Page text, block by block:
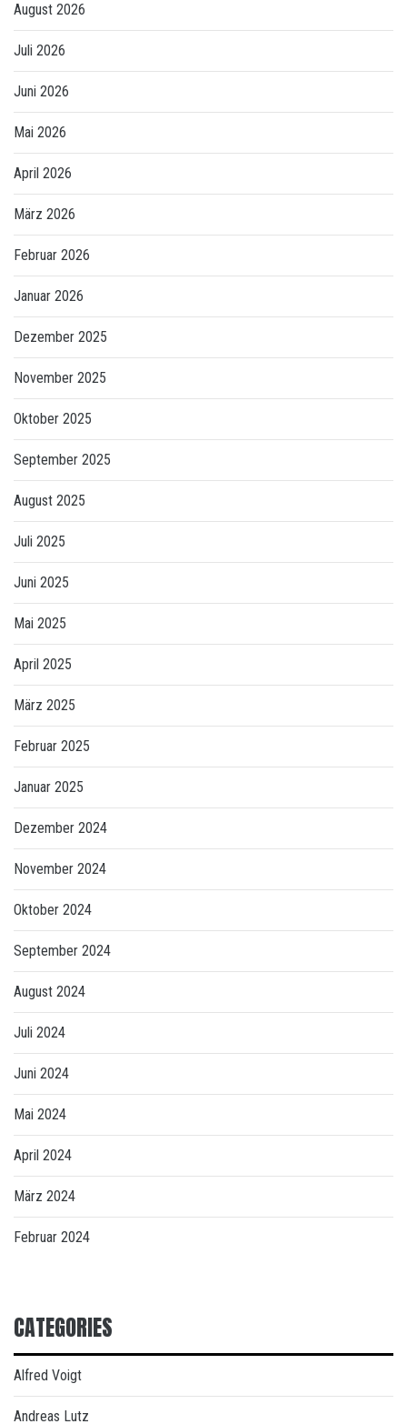
August 2026
Juli 2026
Juni 2026
Mai 2026
April 2026
März 2026
Februar 2026
Januar 2026
Dezember 2025
November 2025
Oktober 2025
September 2025
August 2025
Juli 2025
Juni 2025
Mai 2025
April 2025
März 2025
Februar 2025
Januar 2025
Dezember 2024
November 2024
Oktober 2024
September 2024
August 2024
Juli 2024
Juni 2024
Mai 2024
April 2024
März 2024
Februar 2024
CATEGORIES
Alfred Voigt
Andreas Lutz